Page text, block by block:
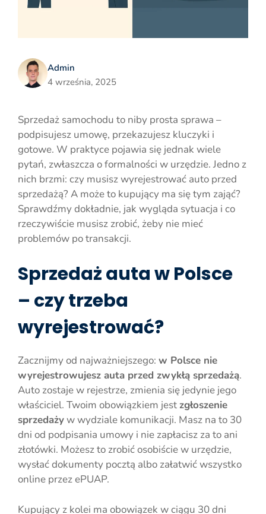
Admin
4 września, 2025
Sprzedaż samochodu to niby prosta sprawa –
podpisujesz umowę, przekazujesz kluczyki i
gotowe. W praktyce pojawia się jednak wiele
pytań, zwłaszcza o formalności w urzędzie. Jedno z
nich brzmi: czy musisz wyrejestrować auto przed
sprzedażą? A może to kupujący ma się tym zająć?
Sprawdźmy dokładnie, jak wygląda sytuacja i co
rzeczywiście musisz zrobić, żeby nie mieć
problemów po transakcji.
Sprzedaż auta w Polsce
– czy trzeba
wyrejestrować?
Zacznijmy od najważniejszego: w Polsce nie
wyrejestrowujesz auta przed zwykłą sprzedażą.
Auto zostaje w rejestrze, zmienia się jedynie jego
właściciel. Twoim obowiązkiem jestzgłoszenie
sprzedażyw wydziale komunikacji. Masz na to 30
dni od podpisania umowy i nie zapłacisz za to ani
złotówki. Możesz to zrobić osobiście w urzędzie,
wysłać dokumenty pocztą albo załatwić wszystko
online przez ePUAP.
Kupujący z kolei ma obowiązek w ciągu 30 dni